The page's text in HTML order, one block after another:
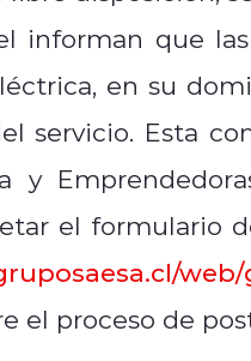
informan que
en su
servicio. Esta
y
el formulario
web/
el proceso de